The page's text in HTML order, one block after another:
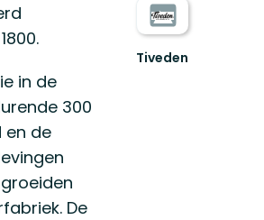
in de
300
en de
De
Tiveden